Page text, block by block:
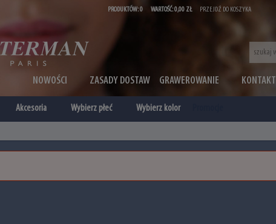
PRODUKTÓW:0 WARTOŚĆ:0,00 ZŁ PRZEJDŹ DO KOSZYKA
NOWOŚCI ZASADY DOSTAW GRAWEROWANIE KONTAKT
Akcesoria Wybierz płeć Wybierz kolor